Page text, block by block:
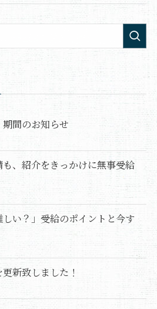
間のお知らせ
、紹介をきっかけに無事受給
しい？」受給のポイントと今す
新致しました！